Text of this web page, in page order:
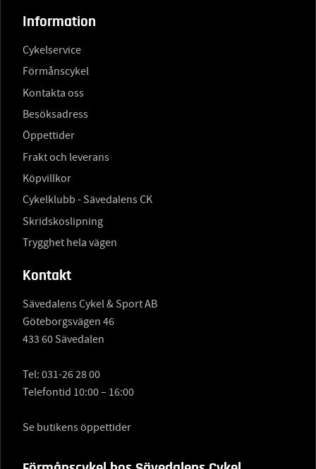
Information
Cykelservice
Förmånscykel
Kontakta oss
Besöksadress
Öppettider
Frakt och leverans
Köpvillkor
Cykelklubb - Sävedalens CK
Skridskoslipning
Trygghet hela vägen
Kontakt
Sävedalens Cykel & Sport AB
Göteborgsvägen 46
433 60 Sävedalen
Tel: 031-26 28 00
Telefontid 10:00 – 16:00
Se butikens öppettider